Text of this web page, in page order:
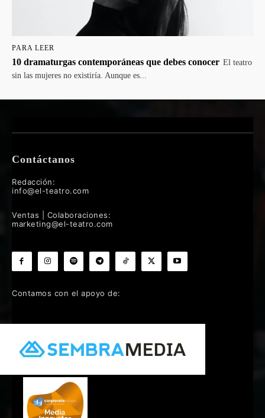
PARA LEER
10 dramaturgas contemporáneas que debes conocer El teatro
sin las mujeres no existiría. Aunque es...
Contáctanos
Redacción:
info@el-teatro.com
Ventas | Colaboraciones:
marketing@el-teatro.com
Contamos con el apoyo de: